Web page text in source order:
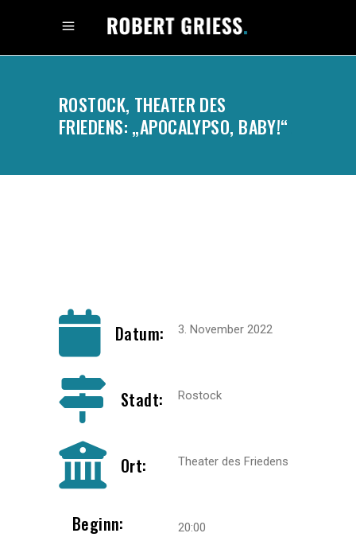
ROSTOCK, THEATER DES
FRIEDENS: „APOCALYPSO, BABY!“
Datum: 3. November 2022
Stadt: Rostock
Ort: Theater des Friedens
Beginn: 20:00